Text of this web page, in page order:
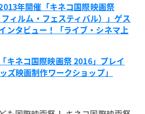
年開催「キネコ国際映画祭
ィルム・フェスティバル）」ゲス
ンタビュー！「ライブ・シネマ上
キネコ国際映画祭 2016」プレイ
ズ映画制作ワークショップ」